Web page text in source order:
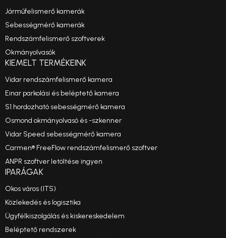
Járműfelismerő kamerák
Sebességmérő kamerák
Rendszámfelismerő szoftverek
Okmányolvasók
KIEMELT TERMÉKEINK
Vidar rendszámfelismerő kamera
Einar parkolási és beléptető kamera
S1 hordozható sebességmérő kamera
Osmond okmányolvasó és -szkenner
Vidar Speed sebességmérő kamera
Carmen® FreeFlow rendszámfelismerő szoftver
ANPR szoftver letöltése ingyen
IPARÁGAK
Okos város (ITS)
Közlekedés és logisztika
Ügyfélkiszolgálás és kiskereskedelem
Beléptető rendszerek